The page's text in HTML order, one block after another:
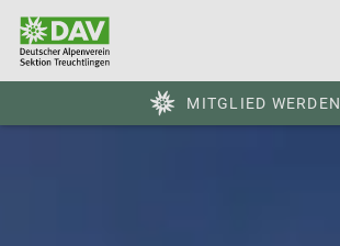
MITGLIED WERDEN